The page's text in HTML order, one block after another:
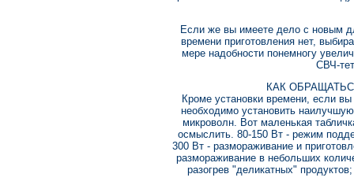
Если же вы имеете дело с новым
времени приготовления нет,
мере надобности понемногу
СВЧ-
КАК
Кроме установки времени, если
необходимо установить
микроволн. Вот маленькая
осмыслить. 80-150 Вт - режим
300 Вт - размораживание и
размораживание в небольших
разогрев "деликатных"